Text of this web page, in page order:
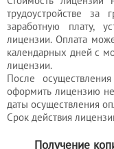
трудоустройстве за
заработную плату,
лицензии. Оплата
календарных дней с
лицензии.
После
оформить лицензию
даты осуществления
Срок действия
Получение